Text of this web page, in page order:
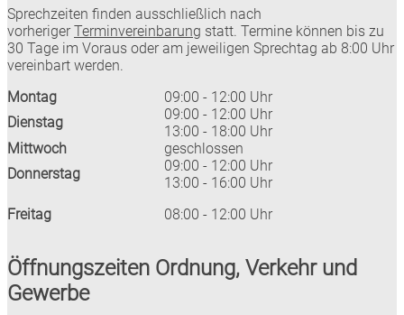
Sprechzeiten finden ausschließlich nach
vorheriger Terminvereinbarung statt. Termine können bis zu
30 Tage im Voraus oder am jeweiligen Sprechtag ab 8:00 Uhr
vereinbart werden.
Montag
09:00 - 12:00 Uhr
Dienstag
09:00 - 12:00 Uhr
13:00 - 18:00 Uhr
Mittwoch
geschlossen
Donnerstag
09:00 - 12:00 Uhr
13:00 - 16:00 Uhr
Freitag
08:00 - 12:00 Uhr
Öffnungszeiten Ordnung, Verkehr und
Gewerbe